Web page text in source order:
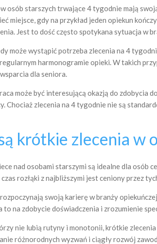
osób starszych trwające 4 tygodnie mają
miejsce, gdy na przykład jeden opiekun
Jest to dość często spotykana sytuacja w
może wystąpić potrzeba zlecenia na 4
harmonogramie opieki. W takich
dla seniora.
może być interesującą okazją do zdobycia
Chociaż zlecenia na 4 tygodnie nie są
krótkie zlecenia w
nad osobami starszymi są idealne dla osób
rozłąki z najbliższymi jest ceniony przez
swoją karierę w branży
to na zdobycie doświadczenia i zrozumienie
nie lubią rutyny i monotonii, krótkie
różnorodnych wyzwań i ciągły rozwój